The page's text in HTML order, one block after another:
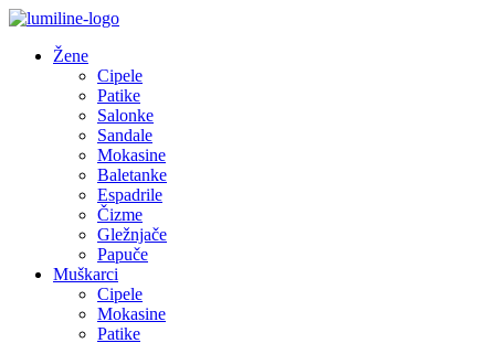
Žene
Cipele
Patike
Salonke
Sandale
Mokasine
Baletanke
Espadrile
Čizme
Gležnjače
Papuče
Muškarci
Cipele
Mokasine
Patike